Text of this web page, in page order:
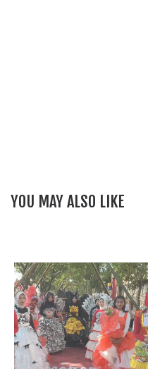
YOU MAY ALSO LIKE